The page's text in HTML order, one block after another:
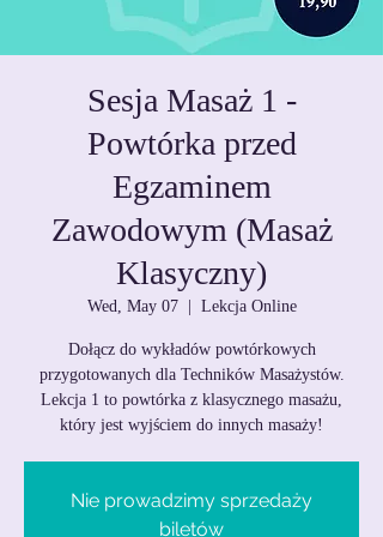
Sesja Masaż 1 -
Powtórka przed
Egzaminem
Zawodowym (Masaż
Klasyczny)
Wed, May 07
  |
Lekcja Online
Dołącz do wykładów powtórkowych
przygotowanych dla Techników Masażystów.
Lekcja 1 to powtórka z klasycznego masażu,
który jest wyjściem do innych masaży!
Nie prowadzimy sprzedaży
biletów